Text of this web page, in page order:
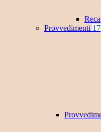
Provvedimenti 17